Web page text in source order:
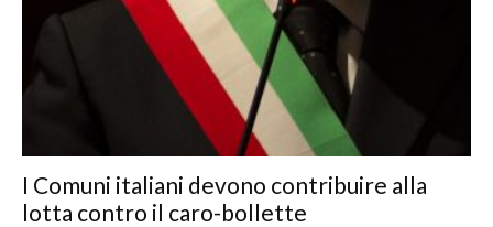
I Comuni italiani devono contribuire alla
lotta contro il caro-bollette